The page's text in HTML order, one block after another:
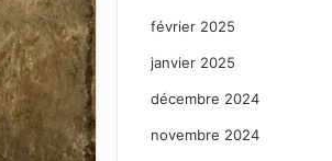
février 2025
janvier 2025
décembre 2024
novembre 2024